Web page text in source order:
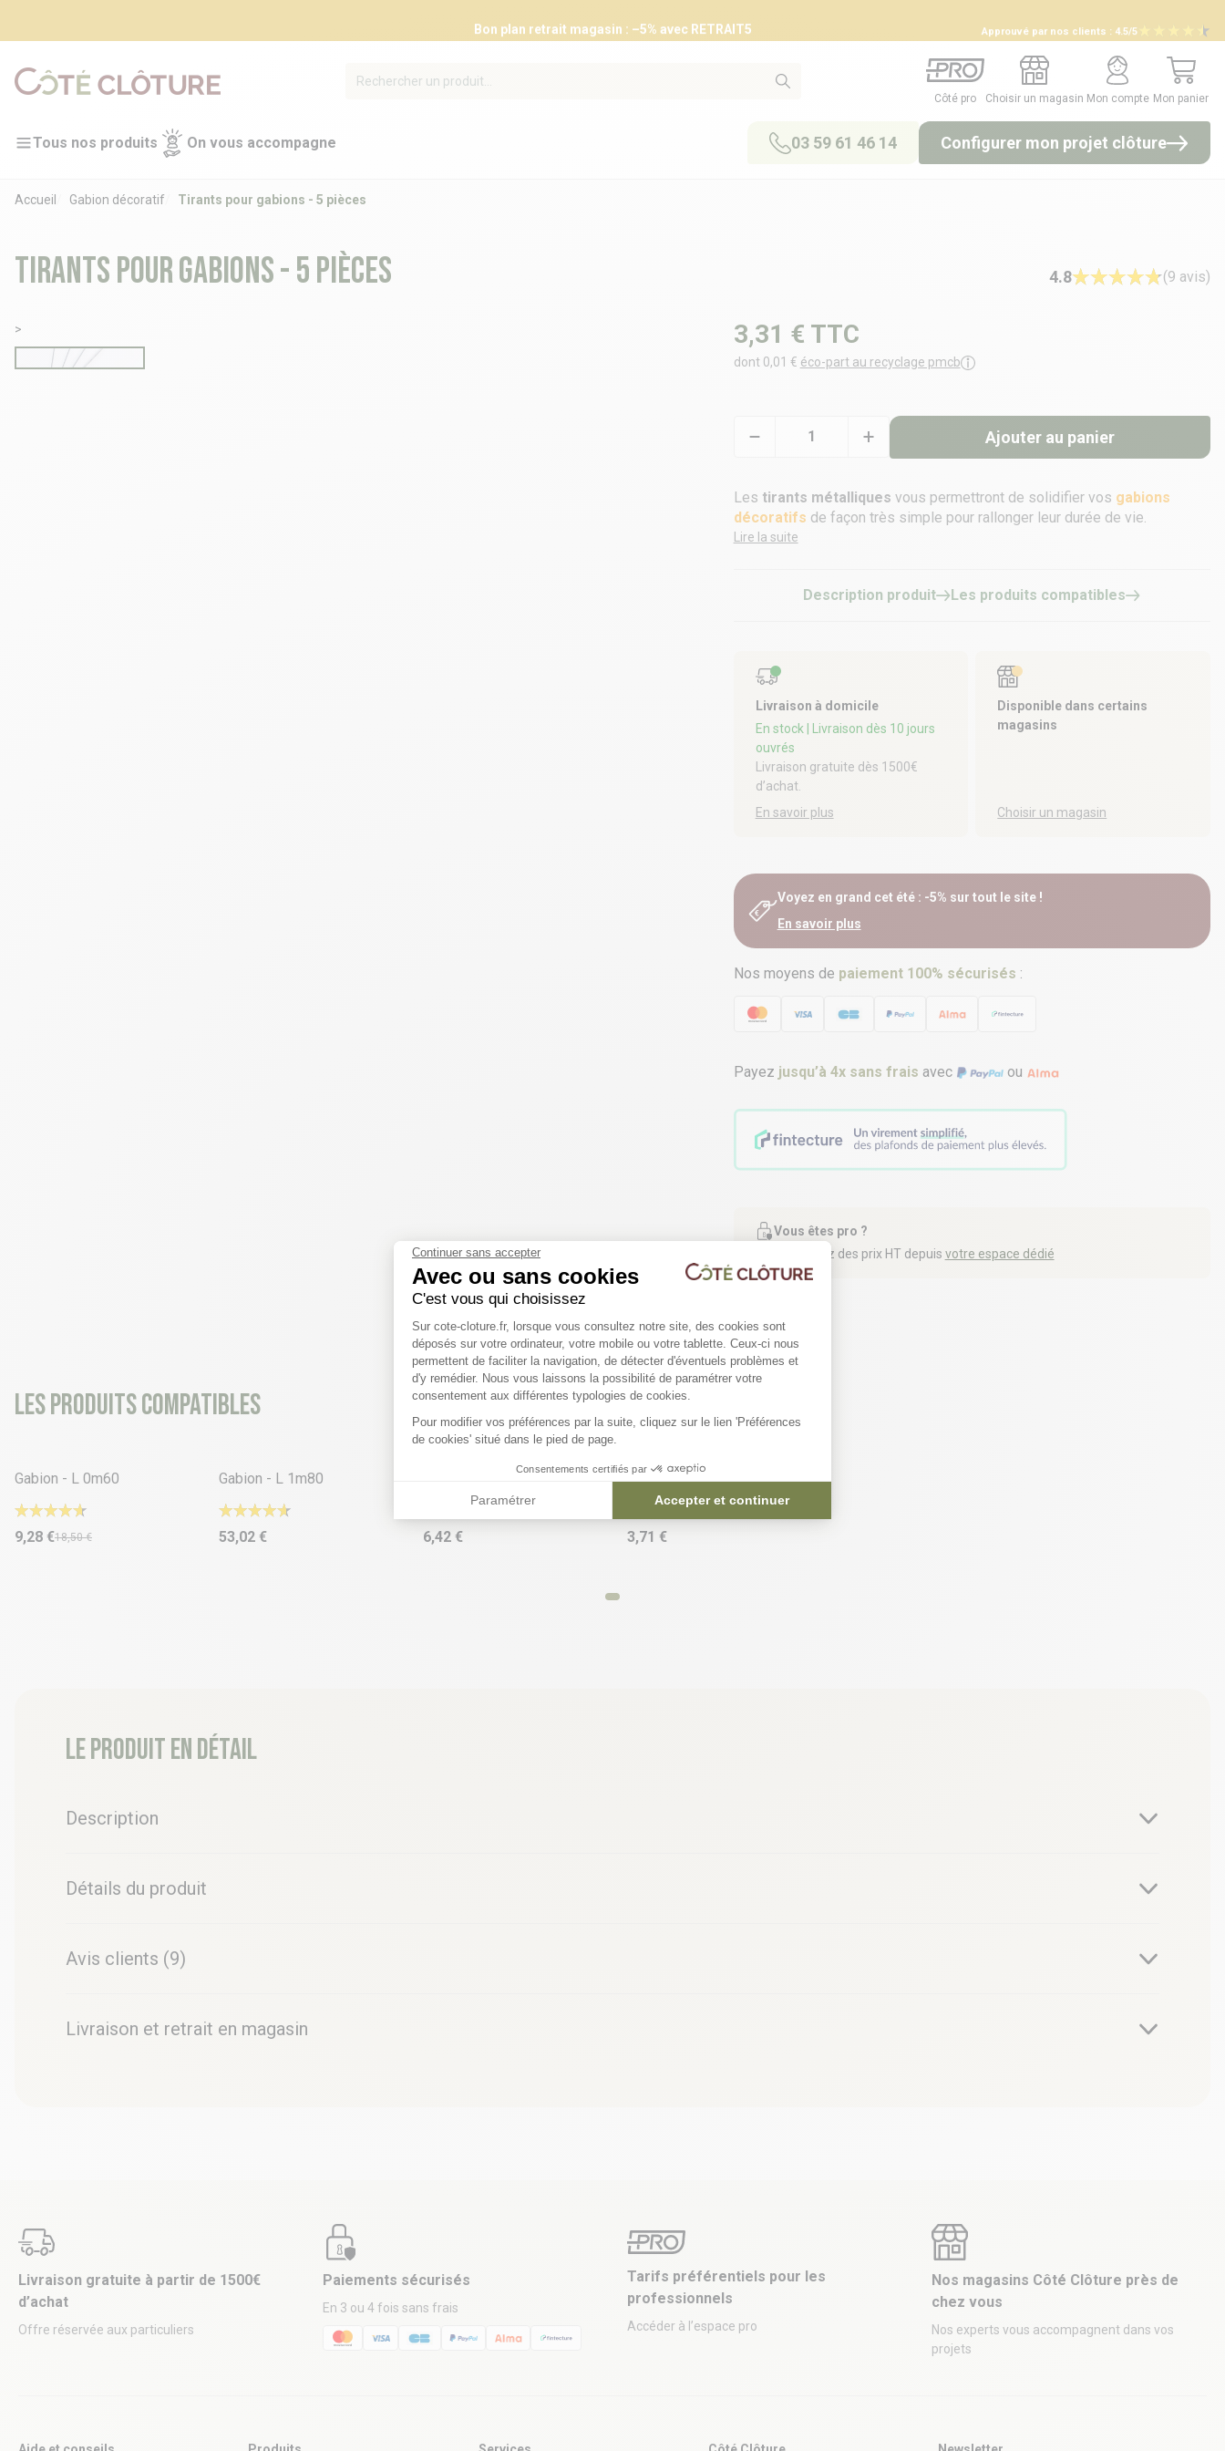
Côté pro
Côté pro
Choisir un magasin
Choisir un magasin
Mon compte
Mon compte
Mon panier
Mon panier
Tous nos produits On vous accompagne 03 59 61 46 14 Configurer mon projet clôture
Accueil Gabion décoratif Tirants pour gabions - 5 pièces
Tirants pour gabions - 5 pièces 4.8 (9 avis)
> 3,31 € TTC
dont 0,01 € éco-part au recyclage pmcb
Ajouter au panier
Les tirants métalliques vous permettront de solidifier vos gabions
décoratifs de façon très simple pour rallonger leur durée de vie.
Lire la suite
Description produit Les produits compatibles
Livraison à domicile
En stock
| Livraison dès 10 jours
ouvrés
Livraison gratuite dès 1500€
d’achat.
En savoir plus
Disponible dans certains
magasins
Choisir un magasin
Voyez en grand cet été : -5% sur tout le site !
En savoir plus
Nos moyens de paiement 100% sécurisés :
Payez jusqu’à 4x sans frais avec ou
Vous êtes pro ?
Bénéficiez des prix HT depuis votre espace dédié
Les produits compatibles
Gabion - L 0m60
9,28 €18,50 €
Gabion - L 1m80
53,02 €
Pince à crampons 19 mm
6,42 €
Crampons 19 mm
3,71 €
Le produit en détail
Description
Détails du produit
Avis clients (9)
Livraison et retrait en magasin
Livraison gratuite à partir de 1500€
d’achat
Offre réservée aux particuliers
Paiements sécurisés
En 3 ou 4 fois sans frais
Tarifs préférentiels pour les
professionnels
Accéder à l’espace pro
Nos magasins Côté Clôture près de
chez vous
Nos experts vous accompagnent dans vos
projets
Continuer sans accepter
Avec ou sans cookies
C'est vous qui choisissez
Plateforme de Gestion du Consentement : Personnalisez vos Options
Sur cote-cloture.fr, lorsque vous consultez notre site, des cookies sont
déposés sur votre ordinateur, votre mobile ou votre tablette. Ceux-ci nous
permettent de faciliter la navigation, de détecter d'éventuels problèmes et
d'y remédier. Nous vous laissons la possibilité de paramétrer votre
consentement aux différentes typologies de cookies.
Pour modifier vos préférences par la suite, cliquez sur le lien 'Préférences
de cookies' situé dans le pied de page.
Consentements certifiés par
Paramétrer Accepter et continuer
Axeptio consent